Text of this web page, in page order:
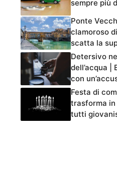
sempre più
Ponte
clamoroso
scatta la
Detersivo
dell’acqua |
con
Festa di
trasforma in
tutti